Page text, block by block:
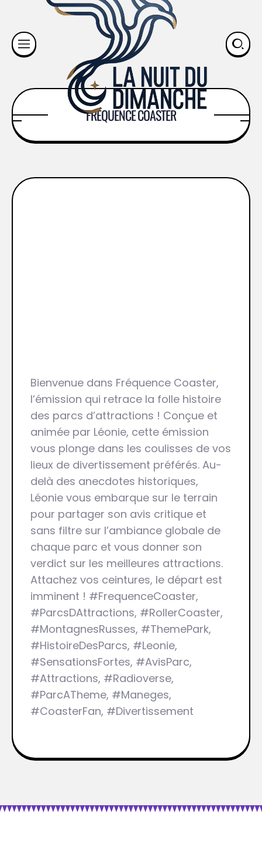
FRÉQUENCE COASTER
Bienvenue dans Fréquence Coaster,
l’émission qui retrace la folle histoire
des parcs d’attractions ! Conçue et
animée par Léonie, cette émission
vous plonge dans les coulisses de vos
lieux de divertissement préférés. Au-
delà des anecdotes historiques,
Léonie vous embarque sur le terrain
pour partager son avis critique et
sans filtre sur l’ambiance globale de
chaque parc et vous donner son
verdict sur les meilleures attractions.
Attachez vos ceintures, le départ est
imminent ! #FrequenceCoaster,
#ParcsDAttractions, #RollerCoaster,
#MontagnesRusses, #ThemePark,
#HistoireDesParcs, #Leonie,
#SensationsFortes, #AvisParc,
#Attractions, #Radioverse,
#ParcATheme, #Maneges,
#CoasterFan, #Divertissement